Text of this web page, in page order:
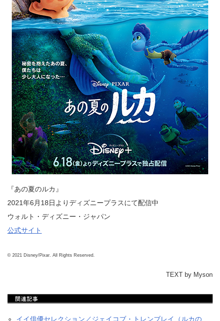
『あの夏のルカ』
2021年6月18日よりディズニープラスにて配信中
ウォルト・ディズニー・ジャパン
公式サイト
© 2021 Disney/Pixar. All Rights Reserved.
TEXT by Myson
イイ俳優セレクション／ジェイコブ・トレンブレイ（ルカの